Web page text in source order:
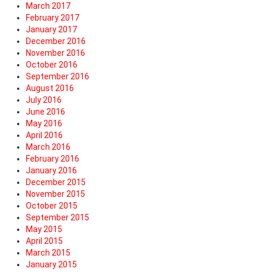
March 2017
February 2017
January 2017
December 2016
November 2016
October 2016
September 2016
August 2016
July 2016
June 2016
May 2016
April 2016
March 2016
February 2016
January 2016
December 2015
November 2015
October 2015
September 2015
May 2015
April 2015
March 2015
January 2015